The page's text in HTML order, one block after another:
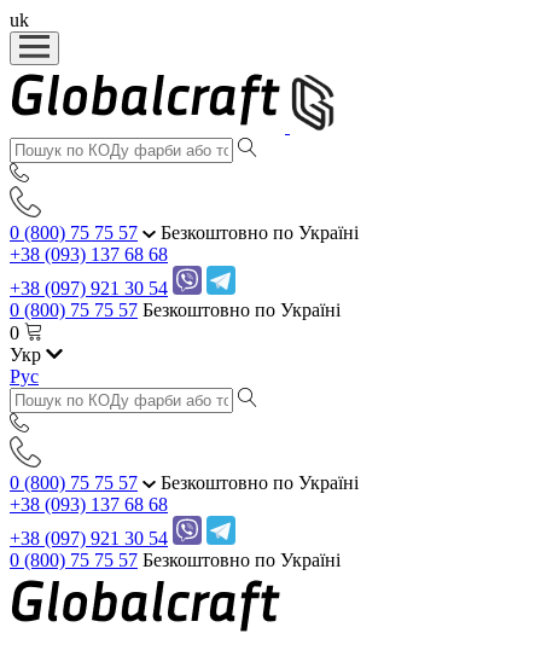
uk
0 (800) 75 75 57
Безкоштовно по Україні
+38 (093) 137 68 68
+38 (097) 921 30 54
0 (800) 75 75 57 Безкоштовно по Україні
0
Укр
Рус
0 (800) 75 75 57
Безкоштовно по Україні
+38 (093) 137 68 68
+38 (097) 921 30 54
0 (800) 75 75 57 Безкоштовно по Україні